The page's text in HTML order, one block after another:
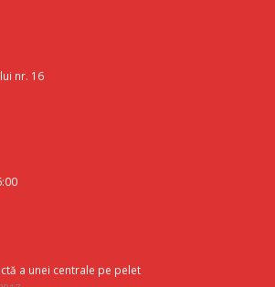
nr. 16
a unei centrale pe pelet